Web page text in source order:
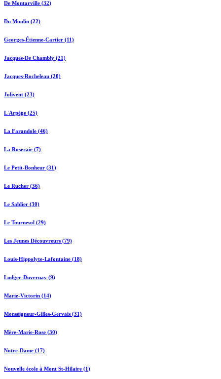
De Montarville (32)
Du Moulin (22)
Georges-Étienne-Cartier (11)
Jacques-De Chambly (21)
Jacques-Rocheleau (20)
Jolivent (23)
L'Arpège (25)
La Farandole (46)
La Roseraie (7)
Le Petit-Bonheur (31)
Le Rucher (36)
Le Sablier (30)
Le Tournesol (29)
Les Jeunes Découvreurs (79)
Louis-Hippolyte-Lafontaine (18)
Ludger-Duvernay (9)
Marie-Victorin (14)
Monseigneur-Gilles-Gervais (31)
Mère-Marie-Rose (30)
Notre-Dame (17)
Nouvelle école à Mont St-Hilaire (1)